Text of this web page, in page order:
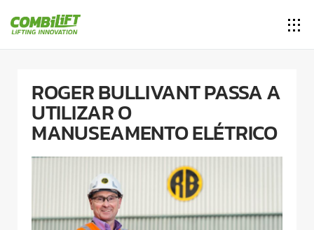
ROGER BULLIVANT PASSA A
UTILIZAR O
MANUSEAMENTO ELÉTRICO